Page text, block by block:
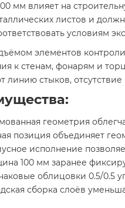
мм влияет на
листов и
условиям
элементов
к стенам, фонарям и
линию стыков,
геометрия
позиция объединяет
исполнение
100 мм заранее
облицовки 0.5/0.5
сборка слоёв